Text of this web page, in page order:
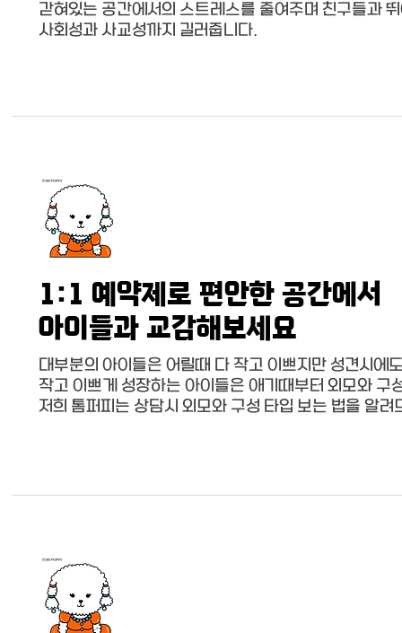
갇혀있는 공간에서의 스트레스를 줄여주며 친구들과
사회성과 사교성까지 길러줍니다.
1:1 예약제로 편안한 공간에서
아이들과 교감해보세요
대부분의 아이들은 어릴때 다 작고 이쁘지만 성견시에
작고 이쁘게 성장하는 아이들은 애기때부터 외모와 구
저희 톰퍼피는 상담시 외모와 구성 타입 보는 법을 알려